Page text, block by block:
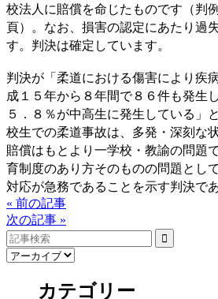
校法人に賠償を命じたものです（判
頁）。なお、損害の認定にあたり過
す。判決は確定しています。
判決が「柔道における傷害により疾
成１５年から８年間で８６件も発生
５．８％が中高生に発生している」
校生での柔道事故は、多発・深刻な
賠償はもとより一学校・教諭の問題
育制度のあり方そのものの問題とし
対応が急務であることを示す判決で
« 前の記事
次の記事 »
カテゴリー